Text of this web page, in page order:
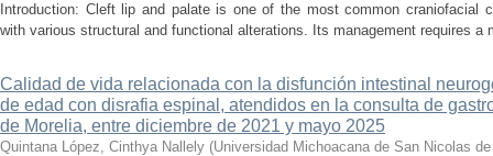
Introduction: Cleft lip and palate is one of the most common craniofacial
with various structural and functional alterations. Its management requires a
Calidad de vida relacionada con la disfunción intestinal
de edad con disrafia espinal, atendidos en la consulta de
de Morelia, entre diciembre de 2021 y mayo 2025
Quintana López, Cinthya Nallely (Universidad Michoacana de San Nicolas